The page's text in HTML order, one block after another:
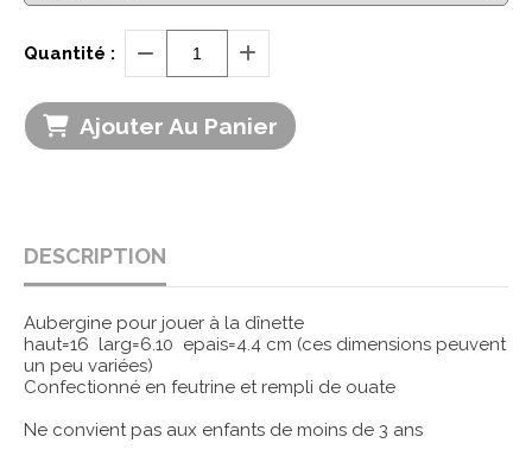
Quantité :
Ajouter Au Panier
DESCRIPTION
Aubergine pour jouer à la dînette
haut=16 larg=6.10 epais=4.4 cm (ces dimensions peuvent
un peu variées)
Confectionné en feutrine et rempli de ouate
Ne convient pas aux enfants de moins de 3 ans